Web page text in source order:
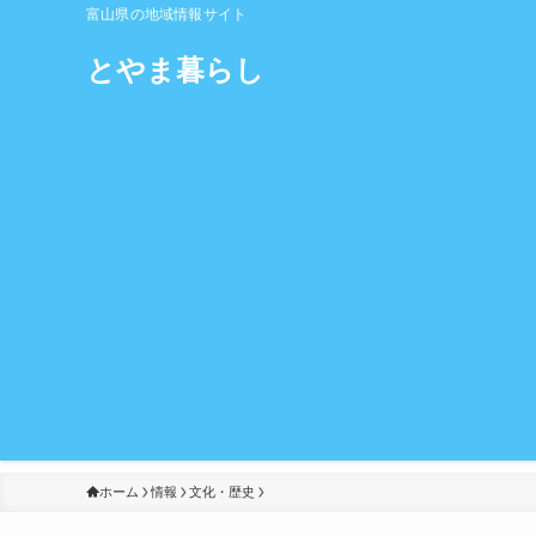
富山県の地域情報サイト
とやま暮らし
ホーム 情報 文化・歴史